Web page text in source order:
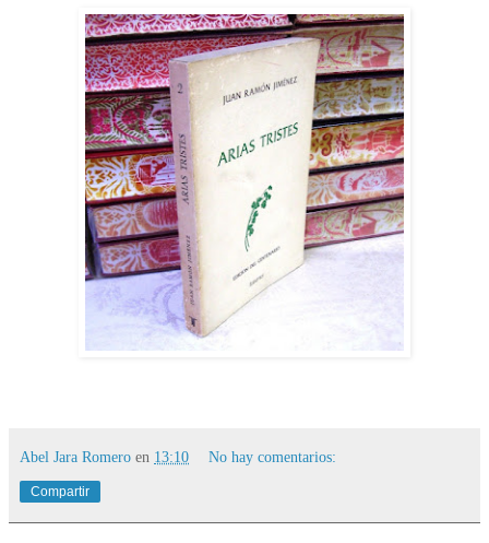
Abel Jara Romero en 13:10 No hay comentarios:
Compartir